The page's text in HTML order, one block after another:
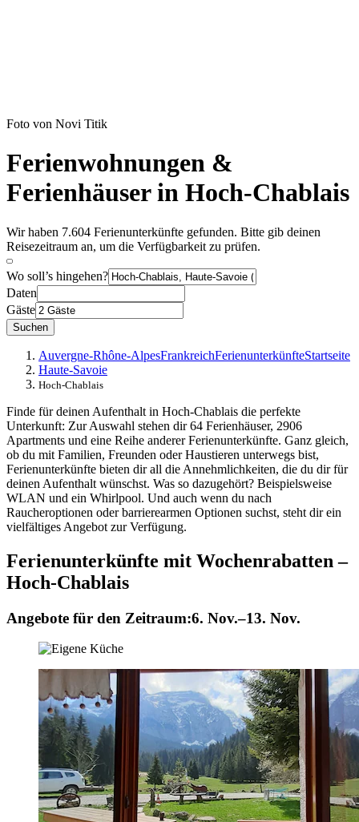
Foto von Novi Titik
Ferienwohnungen &
Ferienhäuser in Hoch-Chablais
Wir haben 7.604 Ferienunterkünfte gefunden. Bitte gib deinen
Reisezeitraum an, um die Verfügbarkeit zu prüfen.
Wo soll’s hingehen?
Daten
Gäste
Suchen
Auvergne-Rhône-AlpesFrankreichFerienunterkünfteStartseite
Haute-Savoie
Hoch-Chablais
Finde für deinen Aufenthalt in Hoch-Chablais die perfekte
Unterkunft: Zur Auswahl stehen dir 64 Ferienhäuser, 2906
Apartments und eine Reihe anderer Ferienunterkünfte. Ganz gleich,
ob du mit Familien, Freunden oder Haustieren unterwegs bist,
Ferienunterkünfte bieten dir all die Annehmlichkeiten, die du dir für
deinen Aufenthalt wünschst. Was so dazugehört? Beispielsweise
WLAN und ein Whirlpool. Und auch wenn du nach
Raucheroptionen oder barrierearmen Optionen suchst, steht dir ein
vielfältiges Angebot zur Verfügung.
Ferienunterkünfte mit Wochenrabatten –
Hoch-Chablais
Angebote für den Zeitraum:6. Nov.–13. Nov.